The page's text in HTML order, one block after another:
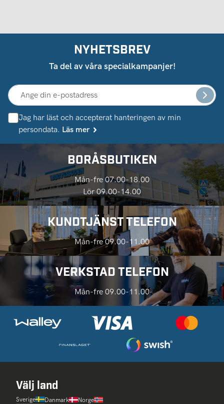
NYHETSBREV
Ta del av våra specialkampanjer!
Jag har läst och accepterat hanteringen av min
persondata. Läs mer
BORÅSBUTIKEN
Mån-fre 07.00-18.00
Lör 09.00-14.00
KUNDTJÄNST TELEFON
Mån-fre 09.00-11.00
VERKSTAD TELEFON
Mån-fre 09.00-11.00
Välj land
Sverige Danmark Norge